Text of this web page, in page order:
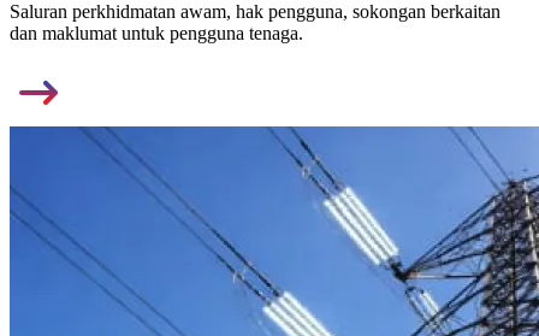
Saluran perkhidmatan awam, hak pengguna, sokongan berkaitan
dan maklumat untuk pengguna tenaga.